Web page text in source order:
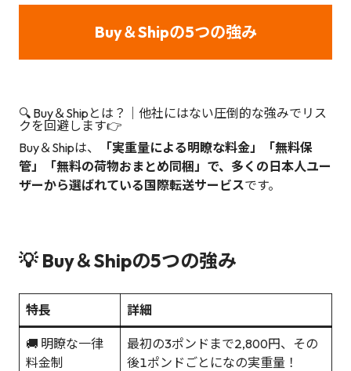
Buy＆Shipの5つの強み
🔍 Buy＆Shipとは？｜他社にはない圧倒的な強みでリス
クを回避します👉
Buy＆Shipは、
「実重量による明瞭な料金」「無料保
管」「無料の荷物おまとめ同梱」で、多くの日本人ユー
ザーから選ばれている国際転送サービスです。
💡 Buy＆Shipの5つの強み
特長 詳細
🚚 明瞭な一律
料金制
最初の3ポンドまで2,800円、その
後1ポンドごとになの実重量！